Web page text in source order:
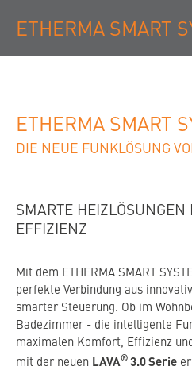
ETHERMA SMART
ETHERMA SMART
DIE NEUE FUNKLÖSUNG
SMARTE
EFFIZIENZ
Mit dem ETHERMA SMART
perfekte Verbindung aus
smarter Steuerung. Ob im
Badezimmer - die intelligente
maximalen Komfort, Effizienz
mit der neuen LAVA® 3.0 Serie